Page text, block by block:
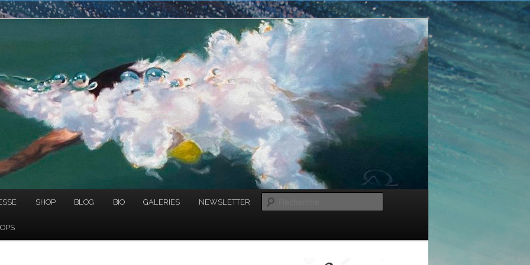
SHOP BLOG BIO GALERIES NEWSLETTER